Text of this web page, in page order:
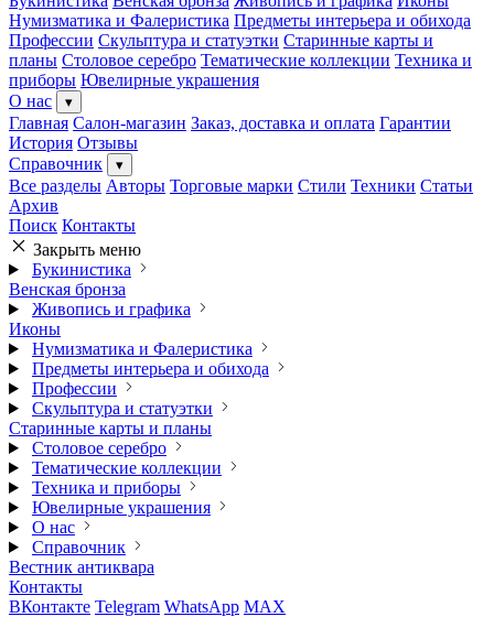
Нумизматика и Фалеристика Предметы интерьера и обихода
Профессии Скульптура и статуэтки Старинные карты и
планы Столовое серебро Тематические коллекции Техника и
приборы Ювелирные украшения
О нас
▾
Главная Салон-магазин Заказ, доставка и оплата Гарантии
История Отзывы
Справочник
▾
Все разделы Авторы Торговые марки Стили Техники Статьи
Архив
Поиск Контакты
Закрыть меню
Букинистика
Венская бронза
Живопись и графика
Иконы
Нумизматика и Фалеристика
Предметы интерьера и обихода
Профессии
Скульптура и статуэтки
Старинные карты и планы
Столовое серебро
Тематические коллекции
Техника и приборы
Ювелирные украшения
О нас
Справочник
Вестник антиквара
Контакты
ВКонтакте Telegram WhatsApp MAX